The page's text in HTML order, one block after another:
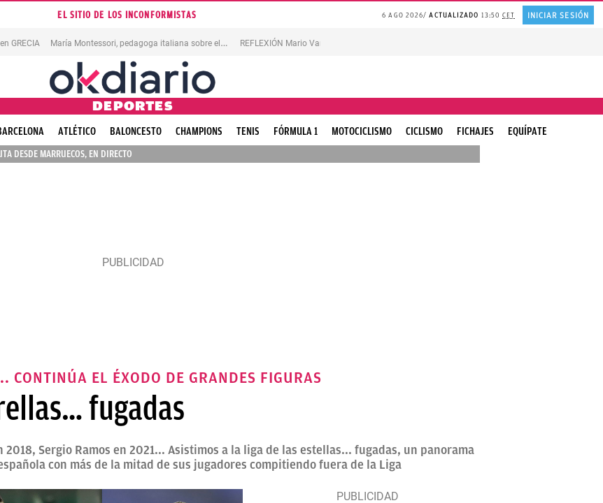
EL SITIO DE LOS INCONFORMISTAS 6 AGO 2026 ACTUALIZADO 13:50CET INICIAR SESIÓN
GRECIA M
aría Montessori, pedagoga italiana sobre el ERROR REFLEXIÓN Mario Vargas Llosa
DEPORTES
ATLÉTICO BALONCESTO CHAMPIONS TENIS FÓRMULA 1 MOTOCICLISMO CICLISMO FICHAJES
EQUÍPATE
DESDE MARRUECOS, EN DIRECTO
CONTINÚA EL ÉXODO DE GRANDES FIGURAS
fugadas
2018, Sergio Ramos en 2021... Asistimos a la liga de las estellas... fugadas, un panorama
con más de la mitad de sus jugadores compitiendo fuera de la Liga